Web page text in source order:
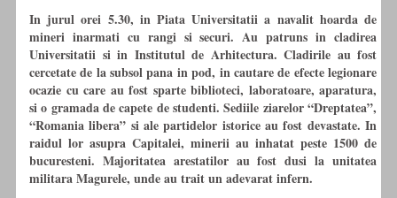
In jurul orei 5.30, in Piata Universitatii a navalit hoarda de
mineri inarmati curangi si securi. Au patruns in cladirea
Universitatii si in Institutul de Arhitectura. Cladirile au fost
cercetate de la subsol pana in pod, in cautare de efecte legionare
ocazie cucare au fost sparte biblioteci, laboratoare, aparatura,
si o gramada de capete de studenti. Sediile ziarelor “Dreptatea”,
“Romania libera” si ale partidelor istorice au fost devastate. In
raidul lor asupra Capitalei, minerii au inhatat peste 1500 de
bucuresteni. Majoritatea arestatilor au fost dusi la unitatea
militara Magurele, unde au trait un adevarat infern.